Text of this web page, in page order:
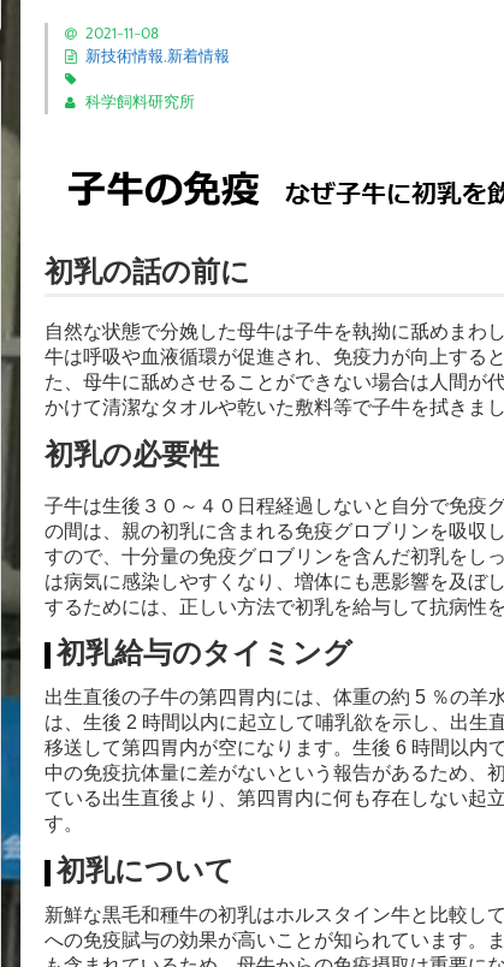
2021-11-08
新技術情報 新着情報
科学飼料研究所
初乳の話の前に
自然な状態で分娩した母牛は子牛を執拗に舐めまわ
牛は呼吸や血液循環が促進され、免疫力が向上する
た、 母牛に舐めさせることができない場合は人間が
かけて清潔なタオルや乾いた敷料等で子牛を拭きまし
初乳の必要性
子牛は生後３０～４０日程経過しないと自分で免疫
の間は、親の初乳に含まれる免疫グロブリンを吸収
すので、十分量の免疫グロブリンを含んだ初乳をし
は病気に感染しやすくなり、増体にも悪影響を及ぼし
するためには、正しい方法で初乳を給与して抗病性
初乳給与のタイミング
出生直後の子牛の第四胃内には、体重の約 5 ％の羊
は、生後 2 時間以内に起立して哺乳欲を示し、出生
移送して第四胃内が空になります。生後 6 時間以内
中の免疫抗体量に差がないという報告があるため、
ている出生直後より、第四胃内に何も存在しない起
す。
初乳について
新鮮な黒毛和種牛の初乳はホルスタイン牛と比較し
への免疫賦与の効果が高いことが知られています。